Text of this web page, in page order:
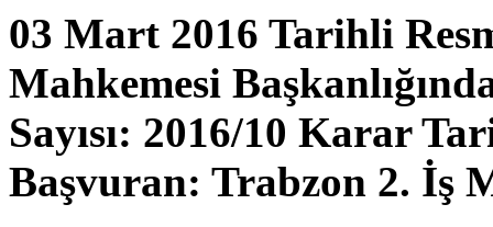
03 Mart 2016 Tarihli
Mahkemesi
Sayısı: 2016/10 Karar
Başvuran: Trabzon 2. İş